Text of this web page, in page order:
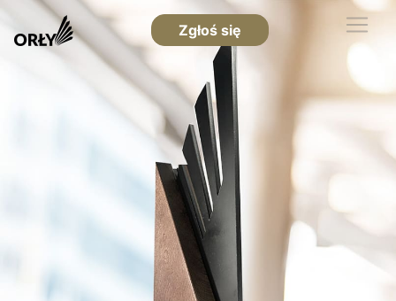
Zgłoś się